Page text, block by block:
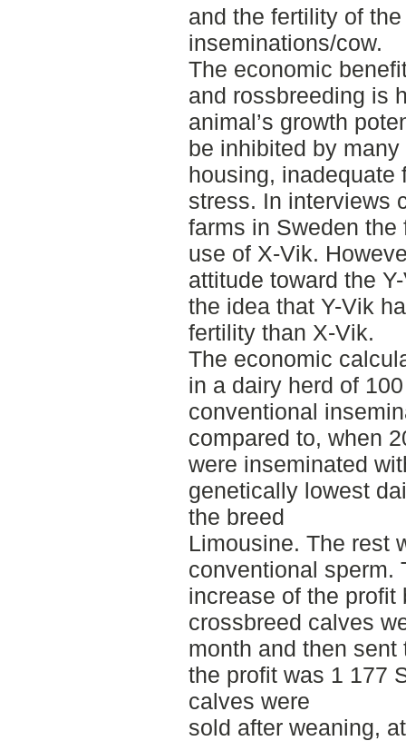
and the fertility of
inseminations/cow.
The economic
and rossbreeding is
animal’s growth
be inhibited by
housing, inadequate
stress. In interviews
farms in Sweden
use of X-Vik.
attitude toward the
the idea that Y-Vik
fertility than X-Vik.
The economic
in a dairy herd of
conventional
compared to, when
were inseminated
genetically lowest
the breed
Limousine. The rest
conventional sperm.
increase of the profit
crossbreed calves
month and then
the profit was 1 177
calves were
sold after weaning,